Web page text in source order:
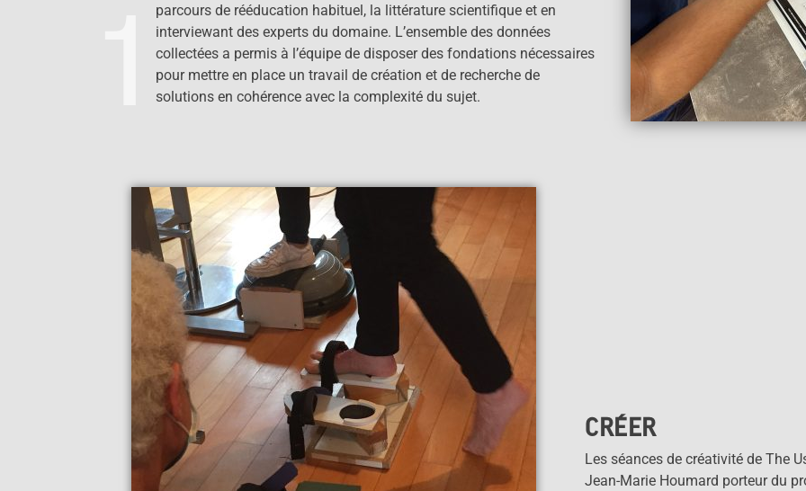
parcours de rééducation habituel, la littérature scientifique et en
interviewant des experts du domaine. L’ensemble des données
collectées a permis à l’équipe de disposer des fondations nécessaires
pour mettre en place un travail de création et de recherche de
solutions en cohérence avec la complexité du sujet.
CRÉER
Les séances de créativité de The
Jean-Marie Houmard porteur du